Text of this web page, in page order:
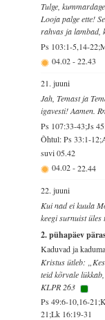
Tulge,
Looja palge ette!
rahvas ja lambad,
Ps 103:1-5,14-
04.02-22.43
21. juuni
Jah, Temast ja
igavesti! Aamen.
Ps 107:33-43;Js
Õhtul: Ps 33:1-
suvi05.42
04.02-22.44
22. juuni
Kui nad ei kuula
keegi surnuist üles
2. pühapäev
Kaduvad ja
Kristus ütleb:
teid kõrvale
KLPR 263
Ps 49:6-10,16-
21;Lk 16:19-31